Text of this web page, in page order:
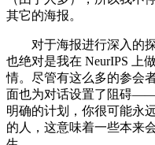
其它的海报。
对于海报进行深入的探
也绝对是我在 NeurIPS 上
情。尽管有这么多的参会
面也为对话设置了阻碍
明确的计划，你很可能永
的人，这意味着一些本来